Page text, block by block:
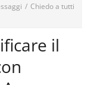
/ Chiedo a tutti
il